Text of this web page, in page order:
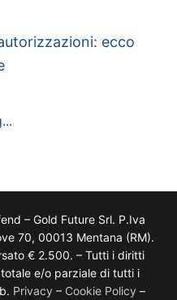
ecco
– Gold Future Srl. P.Iva
70, 00013 Mentana (RM).
€ 2.500. – Tutti i diritti
e/o parziale di tutti i
Privacy – Cookie Policy –